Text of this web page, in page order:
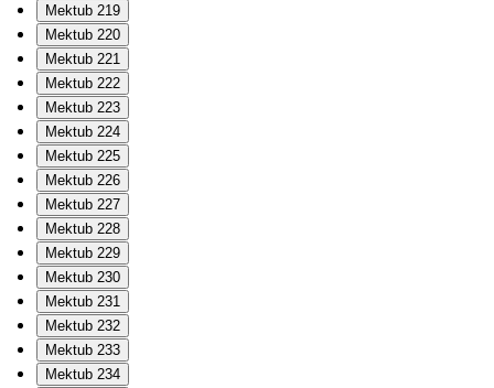
Mektub 219
Mektub 220
Mektub 221
Mektub 222
Mektub 223
Mektub 224
Mektub 225
Mektub 226
Mektub 227
Mektub 228
Mektub 229
Mektub 230
Mektub 231
Mektub 232
Mektub 233
Mektub 234